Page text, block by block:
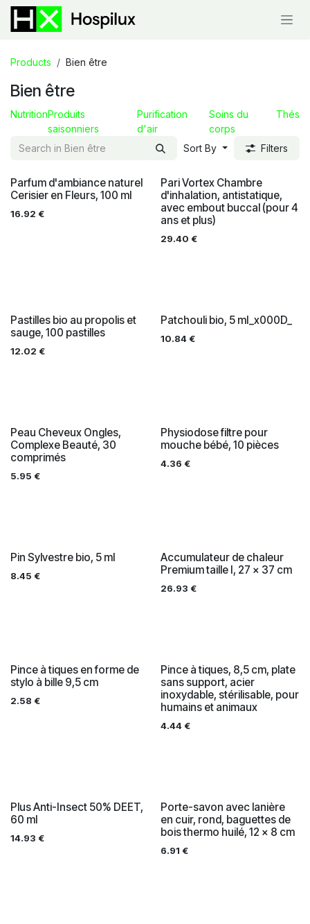
Skip to Content
Products Bien être
Bien être
NutritionProduits
saisonniers
Purification
d'air
Soins du
corps
Thés
Sort By Filters
Parfum d'ambiance naturel
Cerisier en Fleurs, 100 ml
16.92 €
Pari Vortex Chambre
d'inhalation, antistatique,
avec embout buccal (pour 4
ans et plus)
29.40 €
Pastilles bio au propolis et
sauge, 100 pastilles
12.02 €
Patchouli bio, 5 ml_x000D_
10.84€
Peau Cheveux Ongles,
Complexe Beauté, 30
comprimés
5.95 €
Physiodose filtre pour
mouche bébé, 10 pièces
4.36 €
Pin Sylvestre bio, 5 ml
8.45 €
Accumulateur de chaleur
Premium taille I, 27 x 37 cm
26.93 €
Pince à tiques en forme de
stylo à bille 9,5 cm
2.58 €
Pince à tiques, 8,5 cm, plate
sans support, acier
inoxydable, stérilisable, pour
humains et animaux
4.44€
Plus Anti-Insect 50% DEET,
60 ml
14.93 €
Porte-savon avec lanière
en cuir, rond, baguettes de
bois thermo huilé, 12 x 8 cm
6.91 €